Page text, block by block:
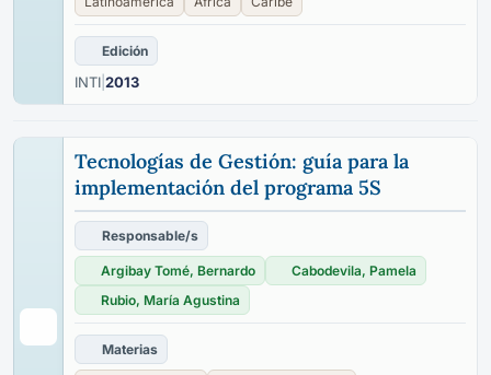
Edición
INTI 2013
Tecnologías de Gestión: guía para la
implementación del programa 5S
Responsable/s
Argibay Tomé, Bernardo
Cabodevila, Pamela
Rubio, María Agustina
Materias